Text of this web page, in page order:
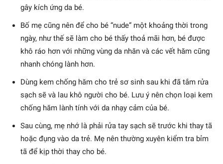
gây kích ứng da bé.
Bố mẹ cũng nên để cho bé “nude” một khoảng thời trong
ngày, như thế sẽ làm cho bé thấy thoả mãi hơn, bé được
khô ráo hơn với những vùng da nhăn và các vết hăm cũng
nhanh chóng lành hơn.
Dùng kem chống hăm cho trẻ sơ sinh sau khi đã tắm rửa
sạch sẽ và lau khô người cho bé. Lưu ý nên chọn loại kem
chống hăm lành tính với da nhạy cảm của bé.
Sau cùng, mẹ nhớ là phải rửa tay sạch sẽ trước khi thay tã
hoặc đụng vào da trẻ. Mẹ nên thường xuyên kiểm tra bỉm
tã để kịp thời thay cho bé.